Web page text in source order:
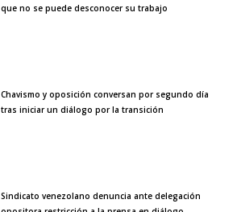
que no se puede desconocer su trabajo
Chavismo y oposición conversan por segundo día
tras iniciar un diálogo por la transición
Sindicato venezolano denuncia ante delegación